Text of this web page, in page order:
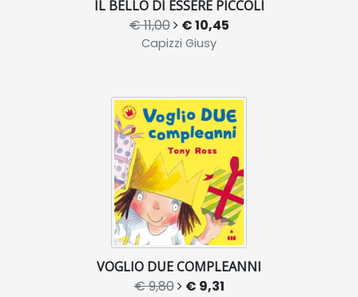
IL BELLO DI ESSERE PICCOLI
€ 11,00 € 10,45
Capizzi Giusy
VOGLIO DUE COMPLEANNI
€ 9,80 € 9,31